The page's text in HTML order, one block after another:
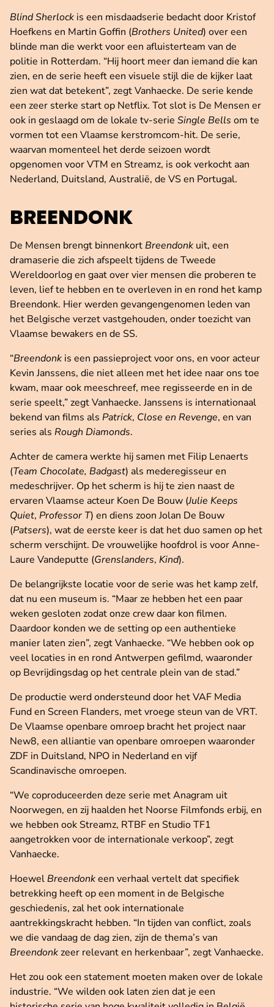
Blind Sherlock is een misdaadserie bedacht door Kristof
Hoefkens en Martin Goffin (Brothers United) over een
blinde man die werkt voor een afluisterteam van de
politie in Rotterdam. “Hij hoort meer dan iemand die kan
zien, en de serie heeft een visuele stijl die de kijker laat
zien wat dat betekent”, zegt Vanhaecke. De serie kende
een zeer sterke start op Netflix. Tot slot is De Mensen er
ook in geslaagd om de lokale tv-serie Single Bells om te
vormen tot een Vlaamse kerstromcom-hit. De serie,
waarvan momenteel het derde seizoen wordt
opgenomen voor VTM en Streamz, is ook verkocht aan
Nederland, Duitsland, Australië, de VS en Portugal.
BREENDONK
De Mensen brengt binnenkortBreendonk uit, een
dramaserie die zich afspeelt tijdens de Tweede
Wereldoorlog en gaat over vier mensen die proberen te
leven, lief te hebben en te overleven in en rond het kamp
Breendonk. Hier werden gevangengenomen leden van
het Belgische verzet vastgehouden, onder toezicht van
Vlaamse bewakers en de SS.
“Breendonk is een passieproject voor ons, en voor acteur
Kevin Janssens, die niet alleen met het idee naar ons toe
kwam, maar ook meeschreef, mee regisseerde en in de
serie speelt,” zegt Vanhaecke. Janssens is internationaal
bekend van films als Patrick, Close en Revenge, en van
series als Rough Diamonds.
Achter de camera werkte hij samen met Filip Lenaerts
(Team Chocolate, Badgast) als mederegisseur en
medeschrijver. Op het scherm is hij te zien naast de
ervaren Vlaamse acteur Koen De Bouw (Julie Keeps
Quiet, Professor T) en diens zoon Jolan De Bouw
(Patsers), wat de eerste keer is dat het duo samen op het
scherm verschijnt. De vrouwelijke hoofdrol is voor Anne-
Laure Vandeputte (Grenslanders, Kind).
De belangrijkste locatie voor de serie was het kamp zelf,
dat nu een museum is. “Maar ze hebben het een paar
weken gesloten zodat onze crew daar kon filmen.
Daardoor konden we de setting op een authentieke
manier laten zien”, zegt Vanhaecke. “We hebben ook op
veel locaties in en rond Antwerpen gefilmd, waaronder
op Bevrijdingsdag op het centrale plein van de stad.”
De productie werd ondersteund door het VAF Media
Fund en Screen Flanders, met vroege steun van de VRT.
De Vlaamse openbare omroep bracht het project naar
New8, een alliantie van openbare omroepen waaronder
ZDF in Duitsland, NPO in Nederland en vijf
Scandinavische omroepen.
“We coproduceerden deze serie met Anagram uit
Noorwegen, en zij haalden het Noorse Filmfonds erbij, en
we hebben ook Streamz, RTBF en Studio TF1
aangetrokken voor de internationale verkoop”, zegt
Vanhaecke.
HoewelBreendonkeen verhaal vertelt dat specifiek
betrekking heeft op een moment in de Belgische
geschiedenis, zal het ook internationale
aantrekkingskracht hebben. “In tijden van conflict, zoals
we die vandaag de dag zien, zijn de thema’s van
Breendonkzeer relevant en herkenbaar”, zegt Vanhaecke.
Het zou ook een statement moeten maken over de lokale
industrie. “We wilden ook laten zien dat je een